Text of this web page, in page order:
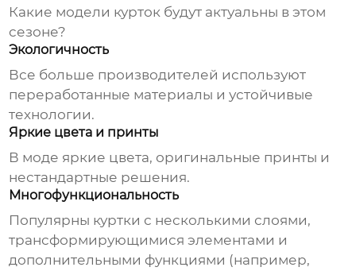
Какие модели курток будут актуальны в этом
сезоне?
Экологичность
Все больше производителей используют
переработанные материалы и устойчивые
технологии.
Яркие цвета и принты
В моде яркие цвета, оригинальные принты и
нестандартные решения.
Многофункциональность
Популярны куртки с несколькими слоями,
трансформирующимися элементами и
дополнительными функциями (например,